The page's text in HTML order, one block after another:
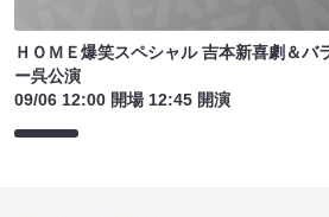
ＨＯＭＥ爆笑スペシャル 吉本新喜劇＆バ
ー呉公演
09/06 12:00 開場 12:45 開演